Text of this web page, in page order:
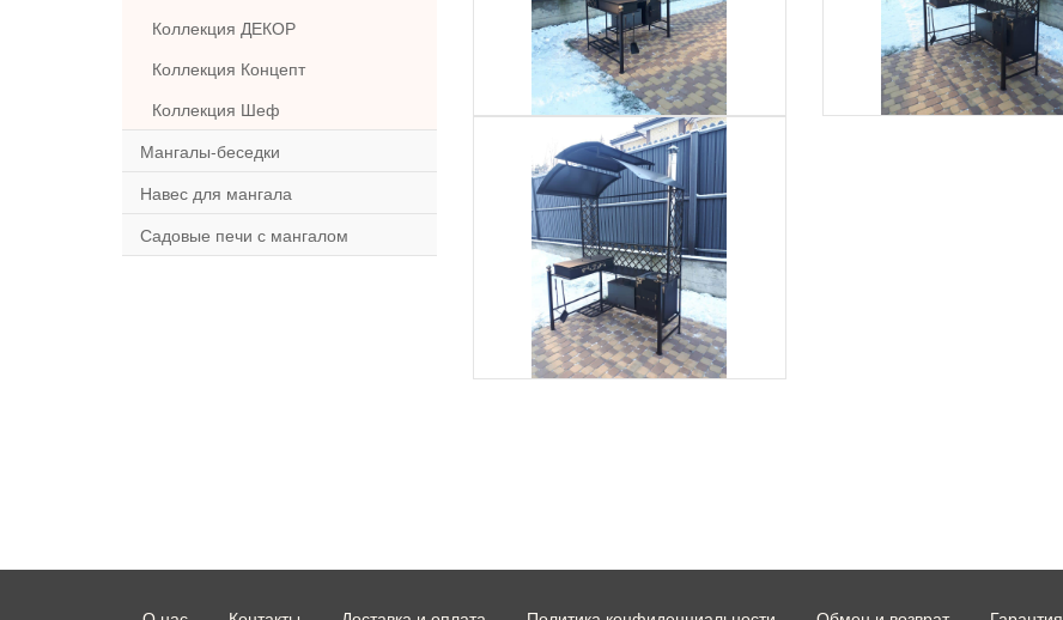
Коллекция ДЕКОР
Коллекция Концепт
Коллекция Шеф
Мангалы-беседки
Навес для мангала
Садовые печи с мангалом